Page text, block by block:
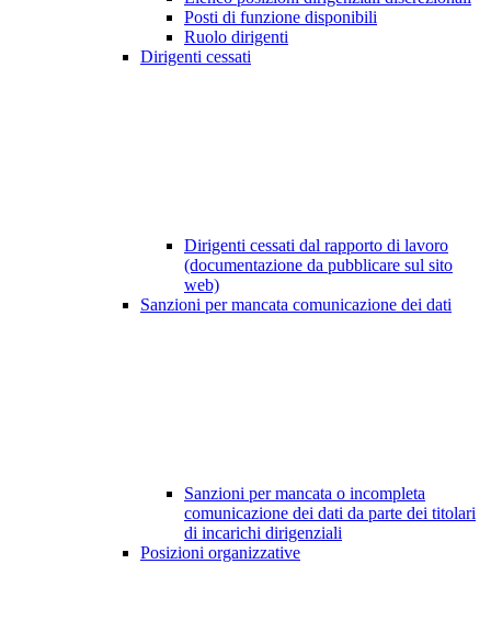
Posti di funzione disponibili
Ruolo dirigenti
Dirigenti cessati
Dirigenti cessati dal rapporto di lavoro
(documentazione da pubblicare sul sito
web)
Sanzioni per mancata comunicazione dei dati
Sanzioni per mancata o incompleta
comunicazione dei dati da parte dei titolari
di incarichi dirigenziali
Posizioni organizzative